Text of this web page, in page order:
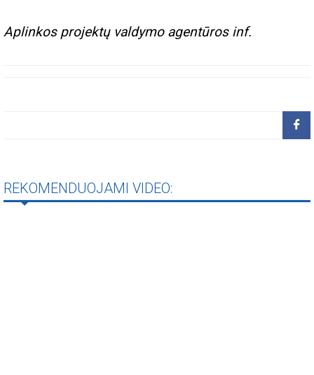
Aplinkos projektų valdymo agentūros inf.
REKOMENDUOJAMI VIDEO: